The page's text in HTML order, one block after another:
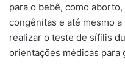
para o bebê, como
congênitas e até mesmo
realizar o teste de sífilis
orientações médicas para